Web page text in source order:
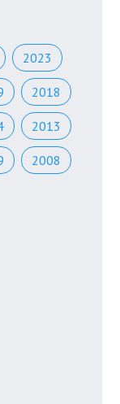
2023
2018
2013
2008